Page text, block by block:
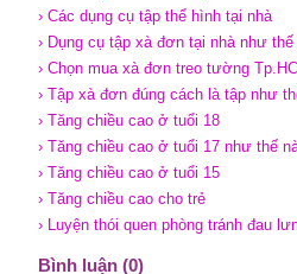
› Các dụng cụ tập thể hình tại nhà
› Dụng cụ tập xà đơn tại nhà như thế
› Chọn mua xà đơn treo tường
› Tập xà đơn đúng cách là tập như
› Tăng chiều cao ở tuổi 18
› Tăng chiều cao ở tuổi 17 như thế
› Tăng chiều cao ở tuổi 15
› Tăng chiều cao cho trẻ
› Luyện thói quen phòng tránh đau
Bình luận (0)